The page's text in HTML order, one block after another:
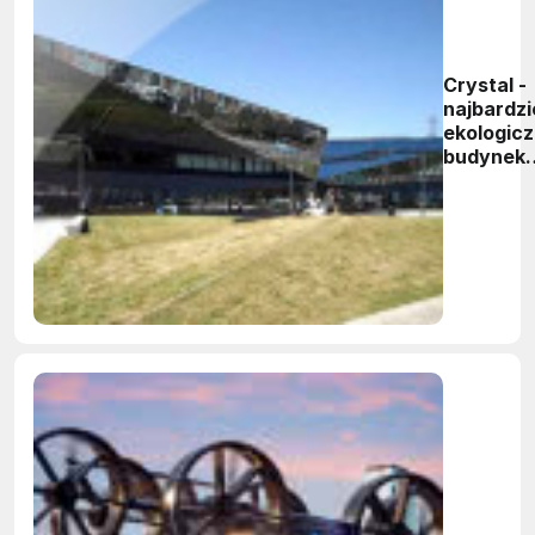
Crystal -
budynek